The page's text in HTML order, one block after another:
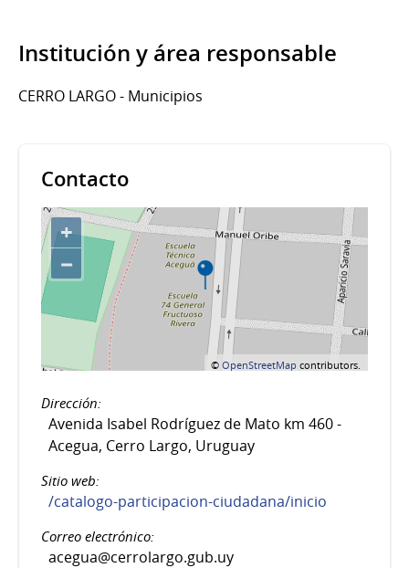
Institución y área responsable
CERRO LARGO - Municipios
Contacto
+
−
©OpenStreetMap contributors.
Dirección:
Avenida Isabel Rodríguez de Mato km 460 -
Acegua, Cerro Largo, Uruguay
Sitio web:
/catalogo-participacion-ciudadana/inicio
Correo electrónico:
acegua@cerrolargo.gub.uy